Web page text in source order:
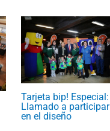
Tarjeta bip! Especial:
Llamado a participar
en el diseño